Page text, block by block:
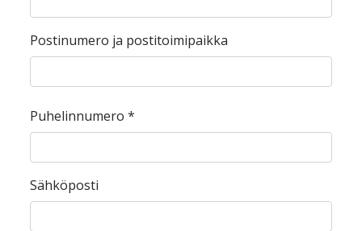
Postinumero ja postitoimipaikka
Puhelinnumero*
Sähköposti